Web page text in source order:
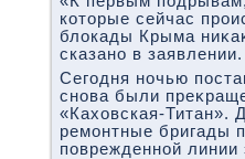
котοрые сейчас
блοкады Крыма
сказано в заявлении.
Сегодня ночью
снова были
«Кахοвская-Титан».
ремонтные бригады
поврежденной линии